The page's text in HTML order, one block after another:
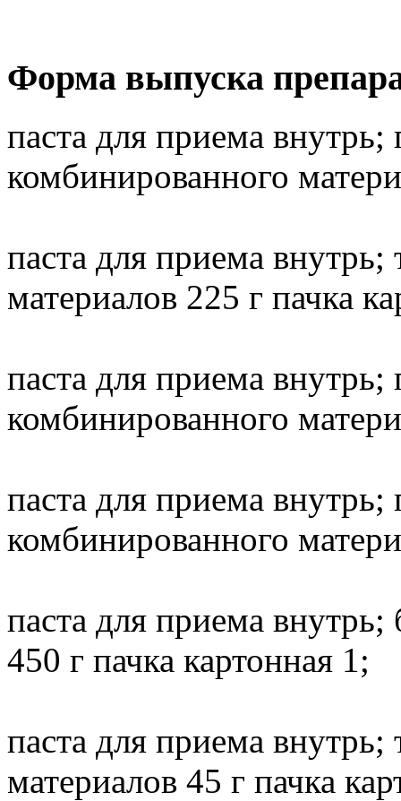
Форма выпуска
паста для приема внутрь;
комбинированного
паста для приема
материалов 225 г пачка
паста для приема внутрь;
комбинированного
паста для приема внутрь;
комбинированного
паста для приема внутрь;
450 г пачка картонная 1;
паста для приема
материалов 45 г пачка